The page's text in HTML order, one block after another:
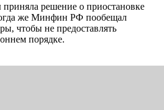
решение о приостановке
же Минфин РФ пообещал
чтобы не предоставлять
порядке.